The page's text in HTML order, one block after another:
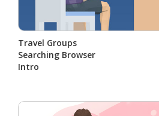
Travel Groups
Searching Browser
Intro